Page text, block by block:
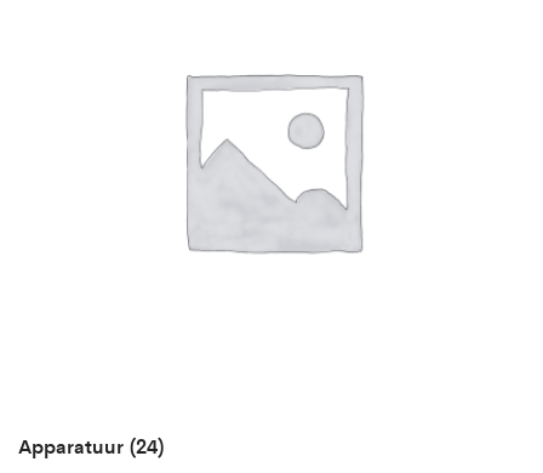
Apparatuur (24)